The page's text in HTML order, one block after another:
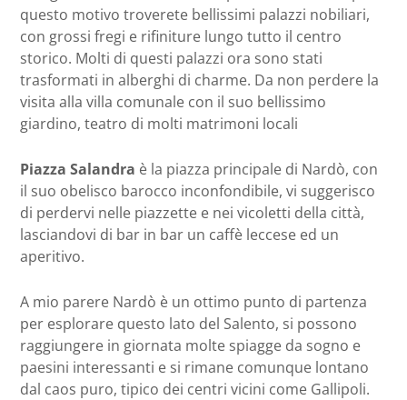
questo motivo troverete bellissimi palazzi nobiliari,
con grossi fregi e rifiniture lungo tutto il centro
storico. Molti di questi palazzi ora sono stati
trasformati in alberghi di charme. Da non perdere la
visita alla villa comunale con il suo bellissimo
giardino, teatro di molti matrimoni locali
Piazza Salandra è la piazza principale di Nardò, con
il suo obelisco barocco inconfondibile, vi suggerisco
di perdervi nelle piazzette e nei vicoletti della città,
lasciandovi di bar in bar un caffè leccese ed un
aperitivo.
A mio parere Nardò è un ottimo punto di partenza
per esplorare questo lato del Salento, si possono
raggiungere in giornata molte spiagge da sogno e
paesini interessanti e si rimane comunque lontano
dal caos puro, tipico dei centri vicini come Gallipoli.